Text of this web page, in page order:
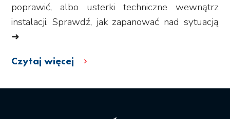
poprawić, albo usterki techniczne wewnątrz
instalacji. Sprawdź, jak zapanować nad sytuacją
➜
Czytaj więcej